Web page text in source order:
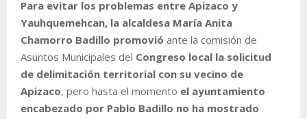
Para evitar los problemas entre Apizaco y
Yauhquemehcan, la alcaldesa María Anita
Chamorro Badillo promovió ante la comisión de
Asuntos Municipales del Congreso local la solicitud
de delimitación territorial con su vecino de
Apizaco, pero hasta el momento el ayuntamiento
encabezado por Pablo Badillo no ha mostrado